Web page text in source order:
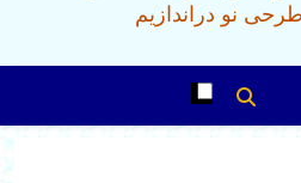
نو دراندازیم